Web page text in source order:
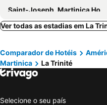
Saint-Joseph, Martinica Hotéis
Pointe Michel, Hotéis
Les Trois-Îlets, Martinica Hotéis
Castries, Hotéis
Sainte Luce, Martinica Hotéis
Sainte Anne, Martinica Hotéis
Ver todas as estadias em La
Comparador de Hotéis
Martinica
La Trinité
Selecione o seu país